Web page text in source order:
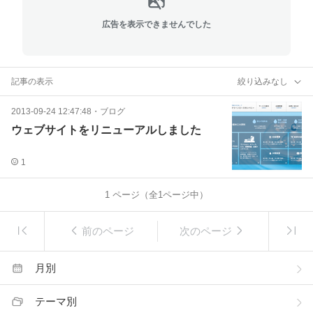
広告を表示できませんでした
記事の表示 絞り込みなし
2013-09-24 12:47:48 ・ ブログ
ウェブサイトをリニューアルしました
1
1 ページ（全1ページ中）
前のページ 次のページ
月別
テーマ別